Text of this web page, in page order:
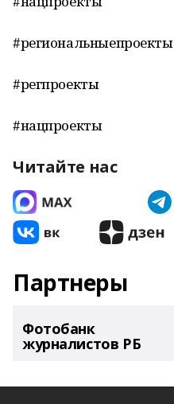
#региональныепроекты
#регпроекты
#нацпроекты
Читайте нас
Партнеры
Фотобанк
журналистов РБ